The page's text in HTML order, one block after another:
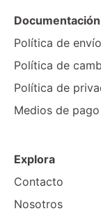
Política de envío
Política de
Política de
Medios de pago
Explora
Contacto
Nosotros